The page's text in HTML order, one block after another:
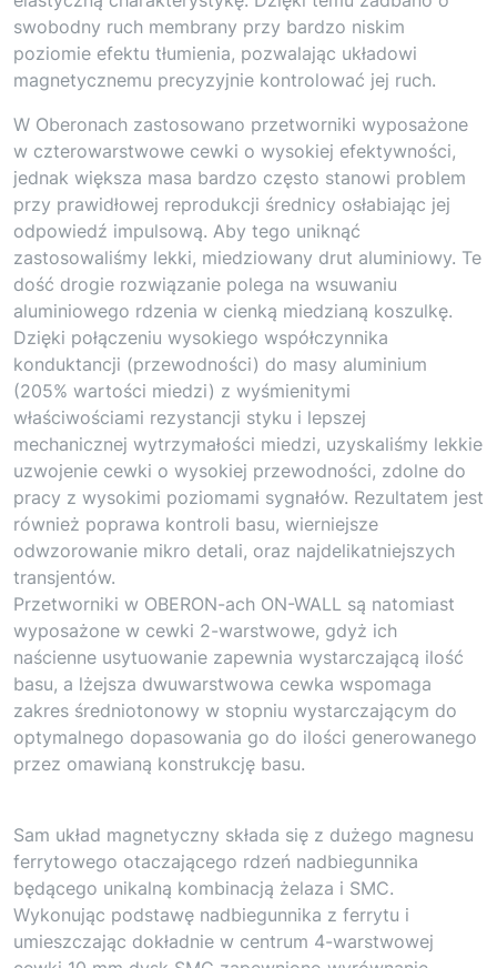
swobodny ruch membrany przy bardzo niskim
poziomie efektu tłumienia, pozwalając układowi
magnetycznemu precyzyjnie kontrolować jej ruch.
W Oberonach zastosowano przetworniki wyposażone
w czterowarstwowe cewki o wysokiej efektywności,
jednak większa masa bardzo często stanowi problem
przy prawidłowej reprodukcji średnicy osłabiając jej
odpowiedź impulsową. Aby tego uniknąć
zastosowaliśmy lekki, miedziowany drut aluminiowy. Te
dość drogie rozwiązanie polega na wsuwaniu
aluminiowego rdzenia w cienką miedzianą koszulkę.
Dzięki połączeniu wysokiego współczynnika
konduktancji (przewodności) do masy aluminium
(205% wartości miedzi) z wyśmienitymi
właściwościami rezystancji styku i lepszej
mechanicznej wytrzymałości miedzi, uzyskaliśmy lekkie
uzwojenie cewki o wysokiej przewodności, zdolne do
pracy z wysokimi poziomami sygnałów. Rezultatem jest
również poprawa kontroli basu, wierniejsze
odwzorowanie mikro detali, oraz najdelikatniejszych
transjentów.
Przetworniki w OBERON-ach ON-WALL są natomiast
wyposażone w cewki 2-warstwowe, gdyż ich
naścienne usytuowanie zapewnia wystarczającą ilość
basu, a lżejsza dwuwarstwowa cewka wspomaga
zakres średniotonowy w stopniu wystarczającym do
optymalnego dopasowania go do ilości generowanego
przez omawianą konstrukcję basu.
Sam układ magnetyczny składa się z dużego magnesu
ferrytowego otaczającego rdzeń nadbiegunnika
będącego unikalną kombinacją żelaza i SMC.
Wykonując podstawę nadbiegunnika z ferrytu i
umieszczając dokładnie w centrum 4-warstwowej